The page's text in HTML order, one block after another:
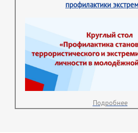
профилактики
Подробнее